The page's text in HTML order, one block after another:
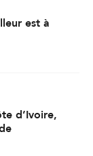
est à
d’Ivoire,